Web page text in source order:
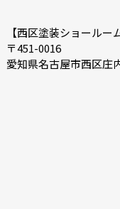
【西区塗装ショールー
〒451-0016
愛知県名古屋市西区庄